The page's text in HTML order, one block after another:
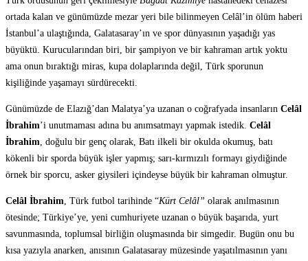
ortada kalan ve günümüzde mezar yeri bile bilinmeyen Celâl’in ölüm haberi
İstanbul’a ulaştığında, Galatasaray’ın ve spor dünyasının yaşadığı yas
büyüktü. Kurucularından biri, bir şampiyon ve bir kahraman artık yoktu
ama onun bıraktığı miras, kupa dolaplarında değil, Türk sporunun
kişiliğinde yaşamayı sürdürecekti.
Günümüzde de Elazığ’dan Malatya’ya uzanan o coğrafyada insanların Celâl
İbrahim’i unutmaması adına bu anımsatmayı yapmak istedik. Celâl
İbrahim, doğulu bir genç olarak, Batı ilkeli bir okulda okumuş, batı
kökenli bir sporda büyük işler yapmış; sarı-kırmızılı formayı giydiğinde
örnek bir sporcu, asker giysileri içindeyse büyük bir kahraman olmuştur.
Celâl İbrahim, Türk futbol tarihinde “Kürt Celâl” olarak anılmasının
ötesinde; Türkiye’ye, yeni cumhuriyete uzanan o büyük başarıda, yurt
savunmasında, toplumsal birliğin oluşmasında bir simgedir. Bugün onu bu
kısa yazıyla anarken, anısının Galatasaray müzesinde yaşatılmasının yanı